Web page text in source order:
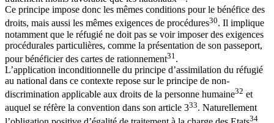
Ce principe impose donc les mêmes conditions pour le bénéfice des
droits, mais aussi les mêmes exigences de procédures30. Il implique
notamment que le réfugié ne doit pas se voir imposer des exigences
procédurales particulières, comme la présentation de son passeport,
pour bénéficier des cartes de rationnement31 .
L’application inconditionnelle du principe d’assimilation du réfugié
au national dans ce contexte repose sur le principe de non-
discrimination applicable aux droits de la personne humaine32 et
auquel se réfère la convention dans son article 333. Naturellement
34